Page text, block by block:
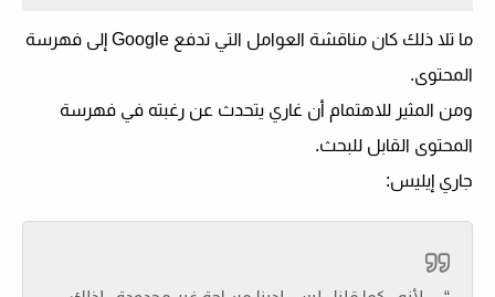
ما تلا ذلك كان مناقشة العوامل التي تدفع Google إلى فهرسة
المحتوى.
ومن المثير للاهتمام أن غاري يتحدث عن رغبته في فهرسة
المحتوى القابل للبحث.
جاري إيليس: